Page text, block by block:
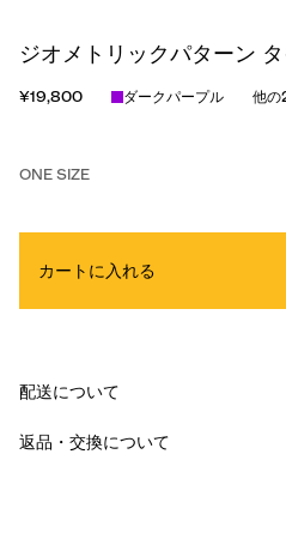
ジオメトリックパターン タ
¥19,800 ダークパープル 他の
ONE SIZE
カートに入れる
配送について
返品・交換について